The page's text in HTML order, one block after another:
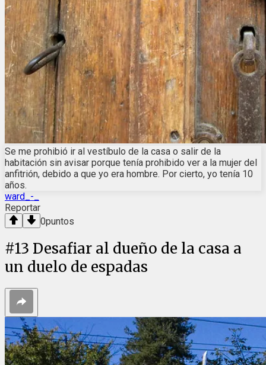
Se me prohibió ir al vestíbulo de la casa o salir de la
habitación sin avisar porque tenía prohibido ver a la mujer del
anfitrión, debido a que yo era hombre. Por cierto, yo tenía 10
años.
ward_-_
Reportar
0puntos
#13 Desafiar al dueño de la casa a
un duelo de espadas